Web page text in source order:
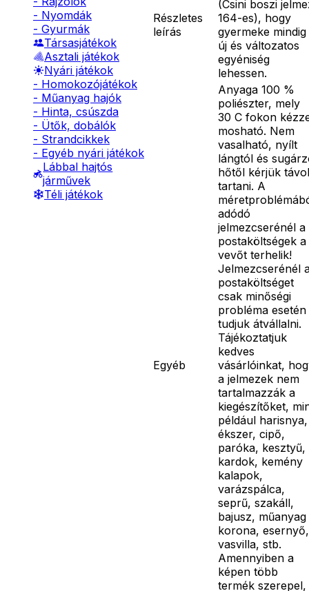
- Nyomdák
- Gyurmák
Társasjátékok
Asztali játékok
Nyári játékok
- Homokozójátékok
- Műanyag hajók
- Hinta, csúszda
- Ütők, dobálók
- Strandcikkek
- Egyéb nyári játékok
Lábbal hajtós
járművek
Téli játékok
Részletes
leírás
(Csini boszi
164-es), hogy
gyermeke mindig
új és változatos
egyéniség
lehessen.
Egyéb
Anyaga 100 %
poliészter, mely
30 C fokon
mosható. Nem
vasalható, nyílt
lángtól és
hőtől kérjük távol
tartani. A
adódó
jelmezcserénél a
postaköltségek a
vevőt terhelik!
Jelmezcserénél
postaköltséget
csak minőségi
probléma esetén
tudjuk átvállalni.
Tájékoztatjuk
kedves
vásárlóinkat,
a jelmezek nem
tartalmazzák a
kiegészítőket,
például harisnya,
ékszer, cipő,
paróka, kesztyű,
kardok, kemény
kalapok,
varázspálca,
seprű, szakáll,
bajusz, műanyag
korona, esernyő,
vasvilla, stb.
Amennyiben a
képen több
termék szerepel,